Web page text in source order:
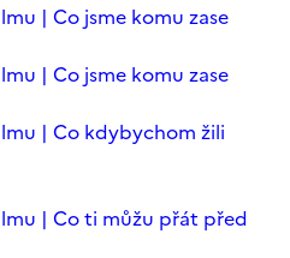
| Co jsme komu zase
| Co jsme komu zase
| Co kdybychom žili
| Co ti můžu přát před